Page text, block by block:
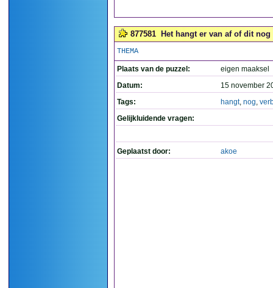
877581 Het hangt er van af of dit
THEMA
Plaats van de puzzel:
eigen maaksel
Datum:
15 november
Tags:
hangt, nog,
Gelijkluidende vragen:
Geplaatst door: akoe